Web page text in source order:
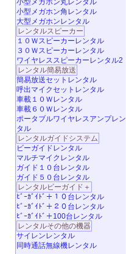
小型メガホン丸レンタル
小型メガホン角レンタル
大型メガホンレンタル
レンタルスピーカー
１０Ｗスピーカーレンタル
３０Ｗスピーカーレンタル
ワイヤレススピーカーレンタル2
レンタル簡易放送
簡易放送セットレンタル
呼出マイクセットレンタル
車載１０Ｗレンタル
車載６０Ｗレンタル
ポータブルワイヤレスアンプレン
タル
レンタルガイドシステム
ビーガイドレンタル
マルチマイクレンタル
ガイド１０台レンタル
ガイド５０台レンタル
レンタルビーガイド＋
ﾋﾞｰｶﾞｲﾄﾞ＋１０台レンタル
ﾋﾞｰｶﾞｲﾄﾞ＋２０台レンタル
ﾋﾞｰｶﾞｲﾄﾞ＋100台レンタル
レンタルその他の機器
サイレンレンタル
同時通話無線機レンタル